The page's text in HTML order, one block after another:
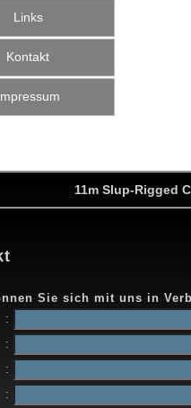
Links
Kontakt
11m Slup-Rigged
Sie sich mit uns in
:
:
:
: